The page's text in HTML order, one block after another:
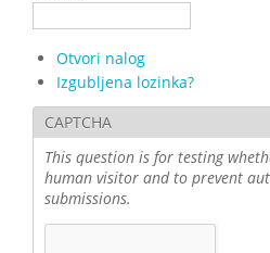
Otvori nalog
Izgubljena lozinka?
CAPTCHA
This question is for testing
human visitor and to prevent
submissions.